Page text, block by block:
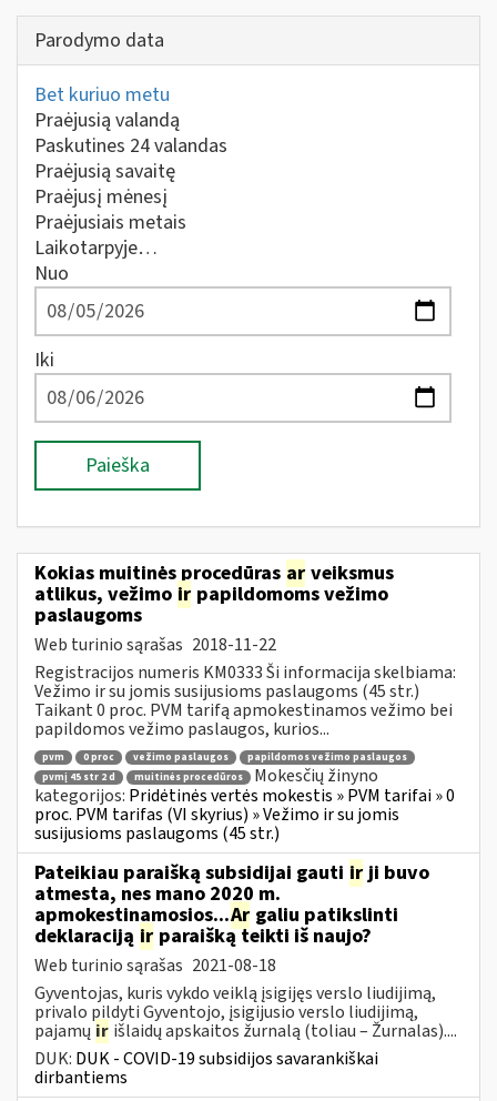
Parodymo data
Bet kuriuo metu
Praėjusią valandą
Paskutines 24 valandas
Praėjusią savaitę
Praėjusį mėnesį
Praėjusiais metais
Laikotarpyje…
Nuo
Iki
Paieška
Kokias muitinės procedūras ar veiksmus
atlikus, vežimo ir papildomoms vežimo
paslaugoms
Web turinio sąrašas 2018-11-22
Registracijos numeris KM0333 Ši informacija skelbiama:
Vežimo ir su jomis susijusioms paslaugoms (45 str.)
Taikant 0 proc. PVM tarifą apmokestinamos vežimo bei
papildomos vežimo paslaugos, kurios...
pvm 0 proc vežimo paslaugos
papildomos vežimo paslaugos
pvmį 45 str 2 d
muitinės procedūros
Mokesčių žinyno
kategorijos: Pridėtinės vertės mokestis » PVM tarifai » 0
proc. PVM tarifas (VI skyrius) » Vežimo ir su jomis
susijusioms paslaugoms (45 str.)
Pateikiau paraišką subsidijai gauti irji buvo
atmesta, nes mano 2020 m.
apmokestinamosios...Ar galiu patikslinti
deklaraciją ir paraišką teikti iš naujo?
Web turinio sąrašas 2021-08-18
Gyventojas, kuris vykdo veiklą įsigijęs verslo liudijimą,
privalo pildyti Gyventojo, įsigijusio verslo liudijimą,
pajamų ir išlaidų apskaitos žurnalą (toliau – Žurnalas)....
DUK: DUK - COVID-19 subsidijos savarankiškai
dirbantiems